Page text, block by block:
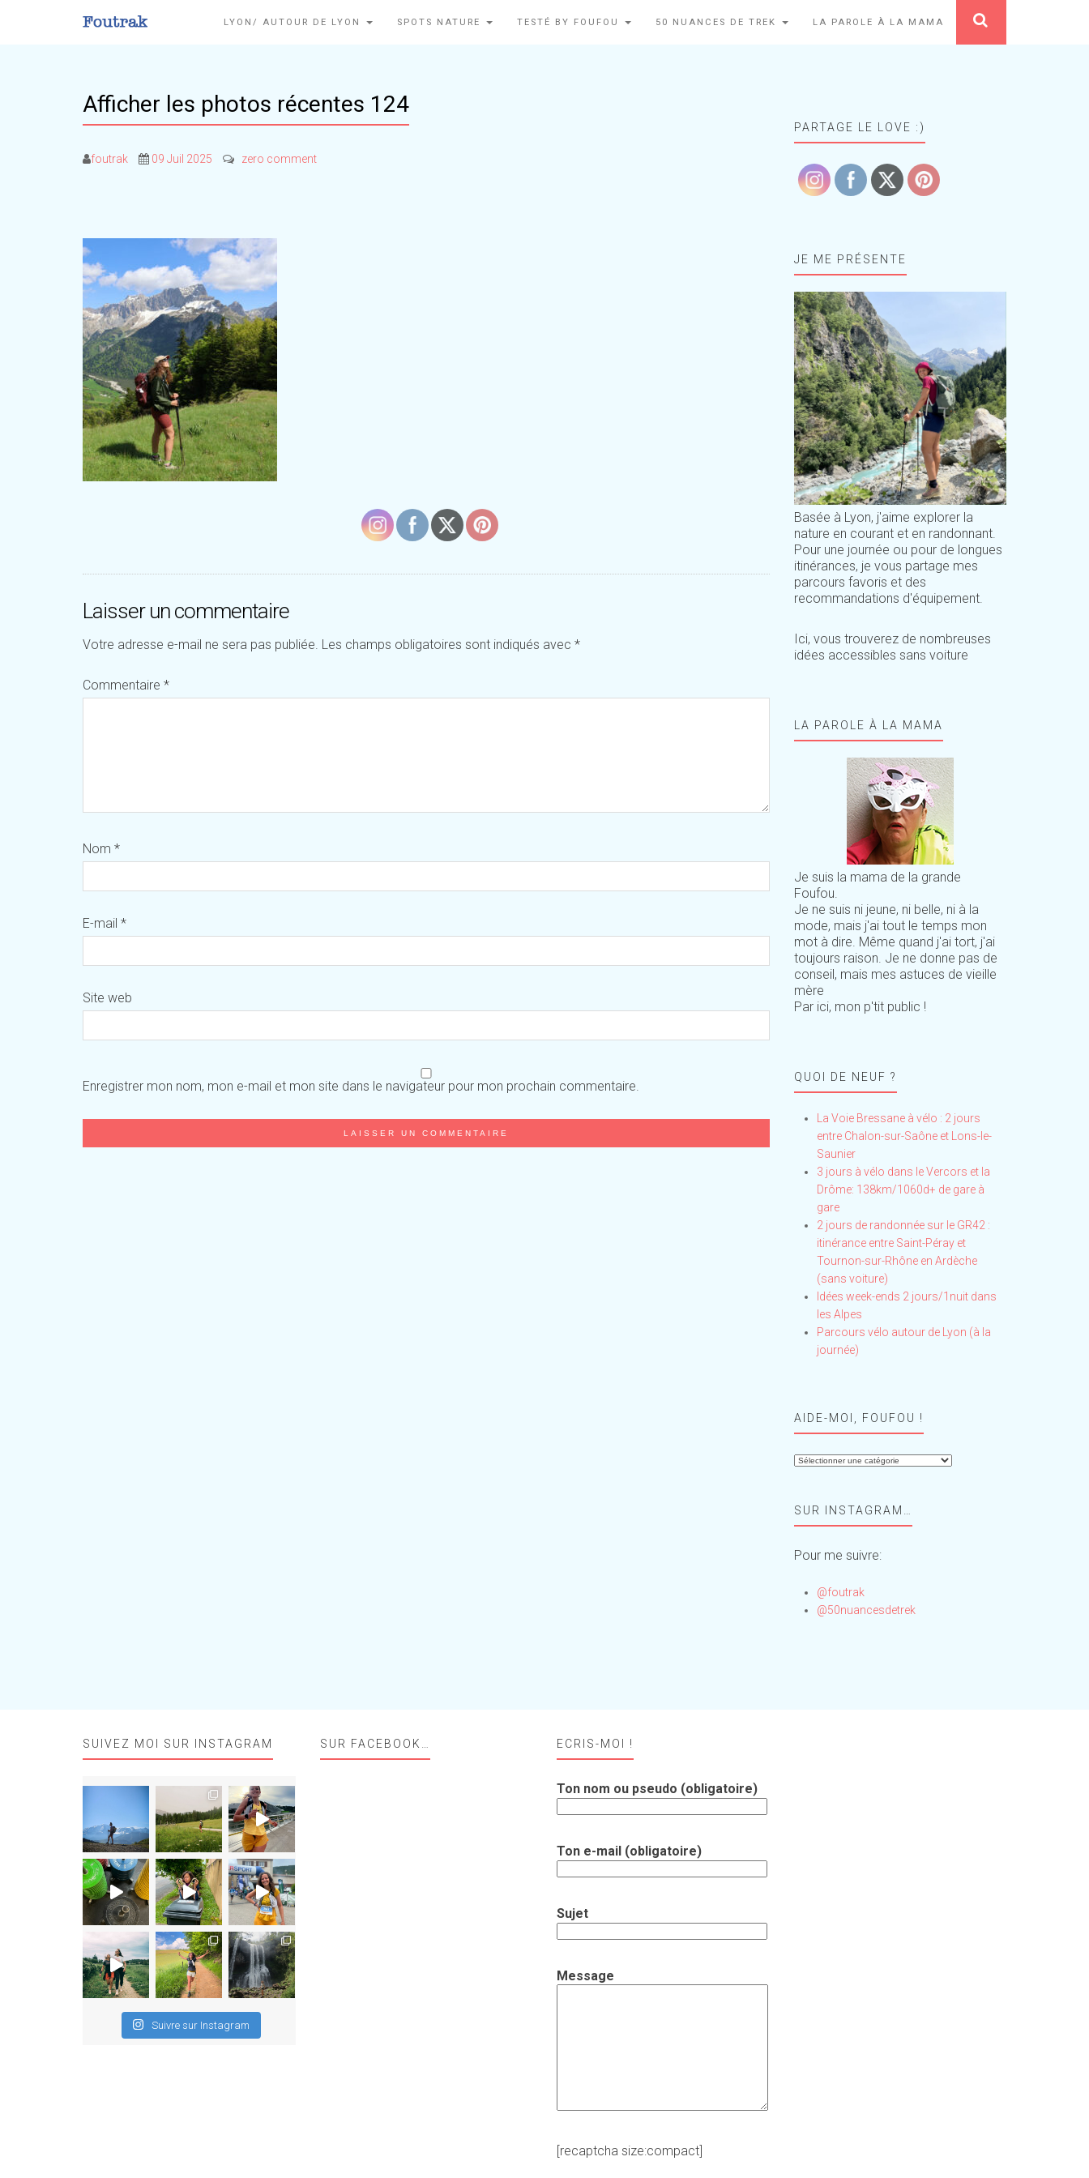
LYON/ AUTOUR DE LYON SPOTS NATURE TESTÉ BY FOUFOU 50 NUANCES DE TREK LA PAROLE À LA MAMA
Afficher les photos récentes 124
foutrak 09 Juil 2025 zero comment
Laisser un commentaire
Votre adresse e-mail ne sera pas publiée. Les champs obligatoires sont indiqués avec *
Commentaire *
Nom *
E-mail *
Site web
Enregistrer mon nom, mon e-mail et mon site dans le navigateur pour mon prochain commentaire.
PARTAGE LE LOVE :)
JE ME PRÉSENTE
Basée à Lyon, j'aime explorer la
nature en courant et en randonnant.
Pour une journée ou pour de longues
itinérances, je vous partage mes
parcours favoris et des
recommandations d'équipement.
Ici, vous trouverez de nombreuses
idées accessibles sans voiture
LA PAROLE À LA MAMA
Je suis la mama de la grande
Foufou.
Je ne suis ni jeune, ni belle, ni à la
mode, mais j'ai tout le temps mon
mot à dire. Même quand j'ai tort, j'ai
toujours raison. Je ne donne pas de
conseil, mais mes astuces de vieille
mère
Par ici, mon p'tit public !
QUOI DE NEUF ?
La Voie Bressane à vélo : 2 jours
entre Chalon-sur-Saône et Lons-le-
Saunier
3 jours à vélo dans le Vercors et la
Drôme: 138km/1060d+ de gare à
gare
2 jours de randonnée sur le GR42 :
itinérance entre Saint-Péray et
Tournon-sur-Rhône en Ardèche
(sans voiture)
Idées week-ends 2 jours/1nuit dans
les Alpes
Parcours vélo autour de Lyon (à la
journée)
AIDE-MOI, FOUFOU !
Aide-
!SUR INSTAGRAM…
Pour me suivre:
@foutrak
@50nuancesdetrek
SUIVEZ MOI SUR INSTAGRAM
Suivre sur Instagram
SUR FACEBOOK… ECRIS-MOI !
Ton nom ou pseudo (obligatoire)
Ton e-mail (obligatoire)
Sujet
Message
[recaptcha size:compact]